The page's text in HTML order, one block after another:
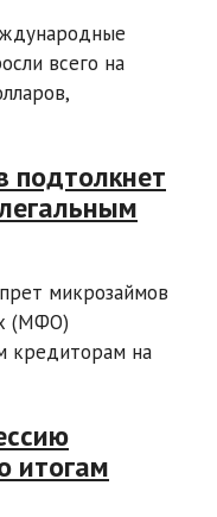
всего на
подтолкнет
микрозаймов
(МФО)
кредиторам на
итогам